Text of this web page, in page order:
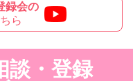
録会の
ら
談・登録